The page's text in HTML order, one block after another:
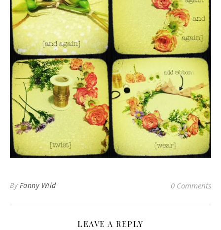
By Fanny Wild 0 Comments
LEAVE A REPLY